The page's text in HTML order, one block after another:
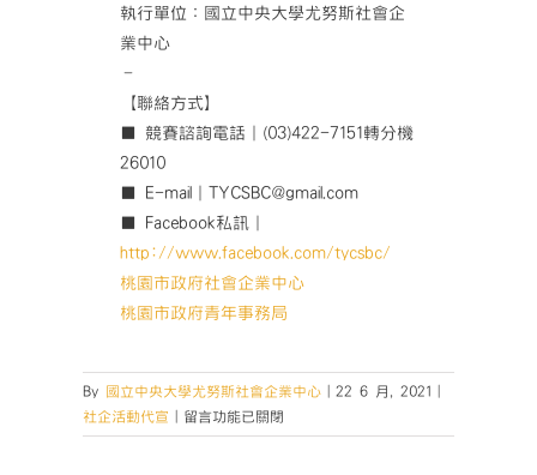
執行單位：國立中央大學尤努斯社會企
業中心
–
【聯絡方式】
■ 競賽諮詢電話｜(03)422-7151轉分機
26010
■ E-mail｜TYCSBC@gmail.com
■ Facebook私訊｜
http://www.facebook.com/tycsbc/
桃園市政府社會企業中心
桃園市政府青年事務局
By 國立中央大學尤努斯社會企業中心 22 6 月, 2021
社企活動代宣
在
〈2021
留言功能已關閉